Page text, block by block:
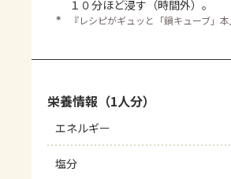
１０分ほど浸す（時間外）。
＊ 『レシピがギュッと「鍋キューブ」
栄養情報（1人分）
エネルギー
塩分